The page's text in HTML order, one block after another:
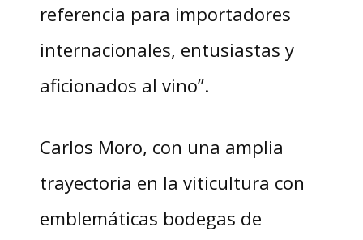
referencia para importadores
internacionales, entusiastas y
aficionados al vino”.
Carlos Moro, con una amplia
trayectoria en la viticultura con
emblemáticas bodegas de